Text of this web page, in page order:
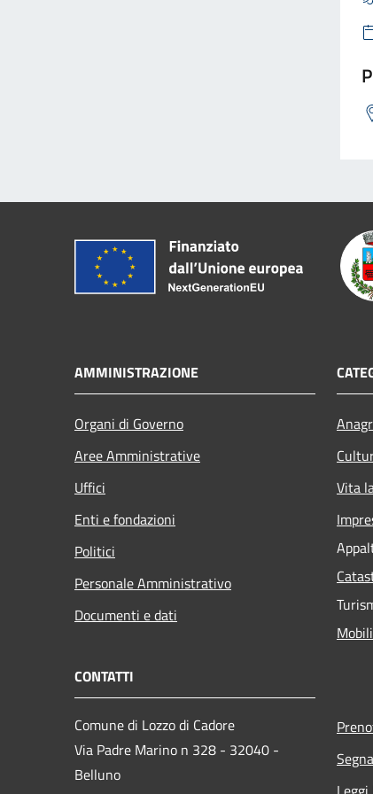
AMMINISTRAZIONE
Organi di Governo
Aree Amministrative
Uffici
Enti e fondazioni
Politici
Personale Amministrativo
Documenti e dati
Vita
CONTATTI
Comune di Lozzo di Cadore
Via Padre Marino n 328 - 32040 -
Belluno